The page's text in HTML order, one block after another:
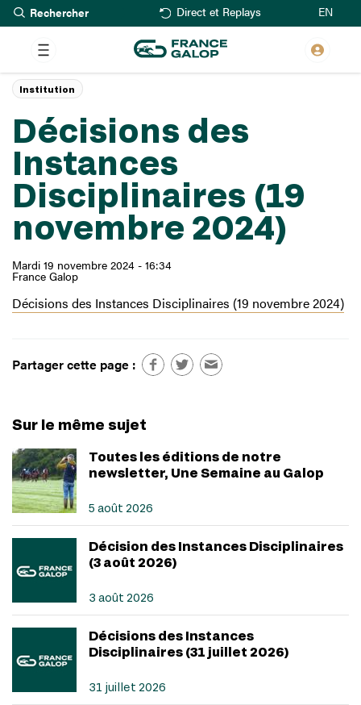
Aller
au
contenu
principal
Rechercher Direct et Replays EN
Décisions des
Instances
Disciplinaires (19
novembre 2024)
Mardi 19 novembre 2024 - 16:34
France Galop
Institution
Décisions des Instances Disciplinaires (19 novembre 2024)
Partager cette page :
Sur le même sujet
Toutes les éditions de notre
newsletter, Une Semaine au Galop
5 août 2026
Décision des Instances Disciplinaires
(3 août 2026)
3 août 2026
Décisions des Instances
Disciplinaires (31 juillet 2026)
31 juillet 2026